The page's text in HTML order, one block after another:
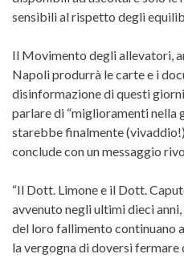
sensibili al rispetto degli
Il Movimento degli allevatori,
Napoli produrrà le carte e i
disinformazione di questi
parlare di “miglioramenti nella
starebbe finalmente
conclude con un messaggio
“Il Dott. Limone e il Dott.
avvenuto negli ultimi dieci
del loro fallimento continuano
la vergogna di doversi